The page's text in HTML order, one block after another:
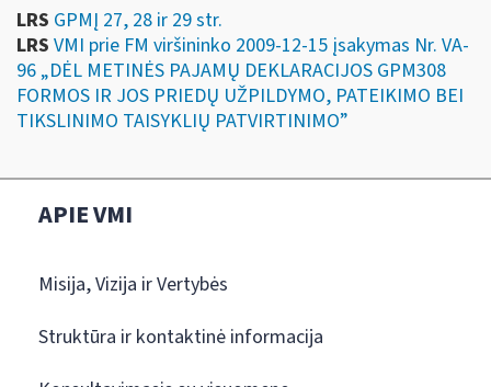
LRS GPMĮ 27, 28 ir 29 str.
LRS VMI prie FM viršininko 2009-12-15 įsakymas Nr. VA-
96 „DĖL METINĖS PAJAMŲ DEKLARACIJOS GPM308
FORMOS IR JOS PRIEDŲ UŽPILDYMO, PATEIKIMO BEI
TIKSLINIMO TAISYKLIŲ PATVIRTINIMO”
APIE VMI
Misija, Vizija ir Vertybės
Struktūra ir kontaktinė informacija